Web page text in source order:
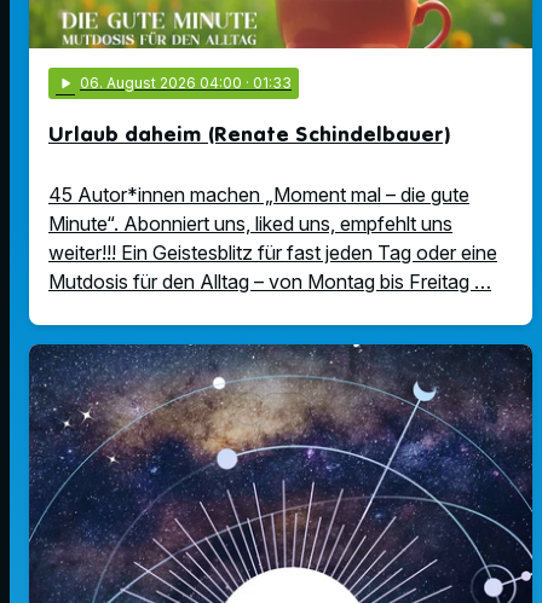
play_arrow 06. August 2026 04:00 · 01:33
Urlaub daheim (Renate Schindelbauer)
45 Autor*innen machen „Moment mal – die gute
Minute“. Abonniert uns, liked uns, empfehlt uns
weiter!!! Ein Geistesblitz für fast jeden Tag oder eine
Mutdosis für den Alltag – von Montag bis Freitag …